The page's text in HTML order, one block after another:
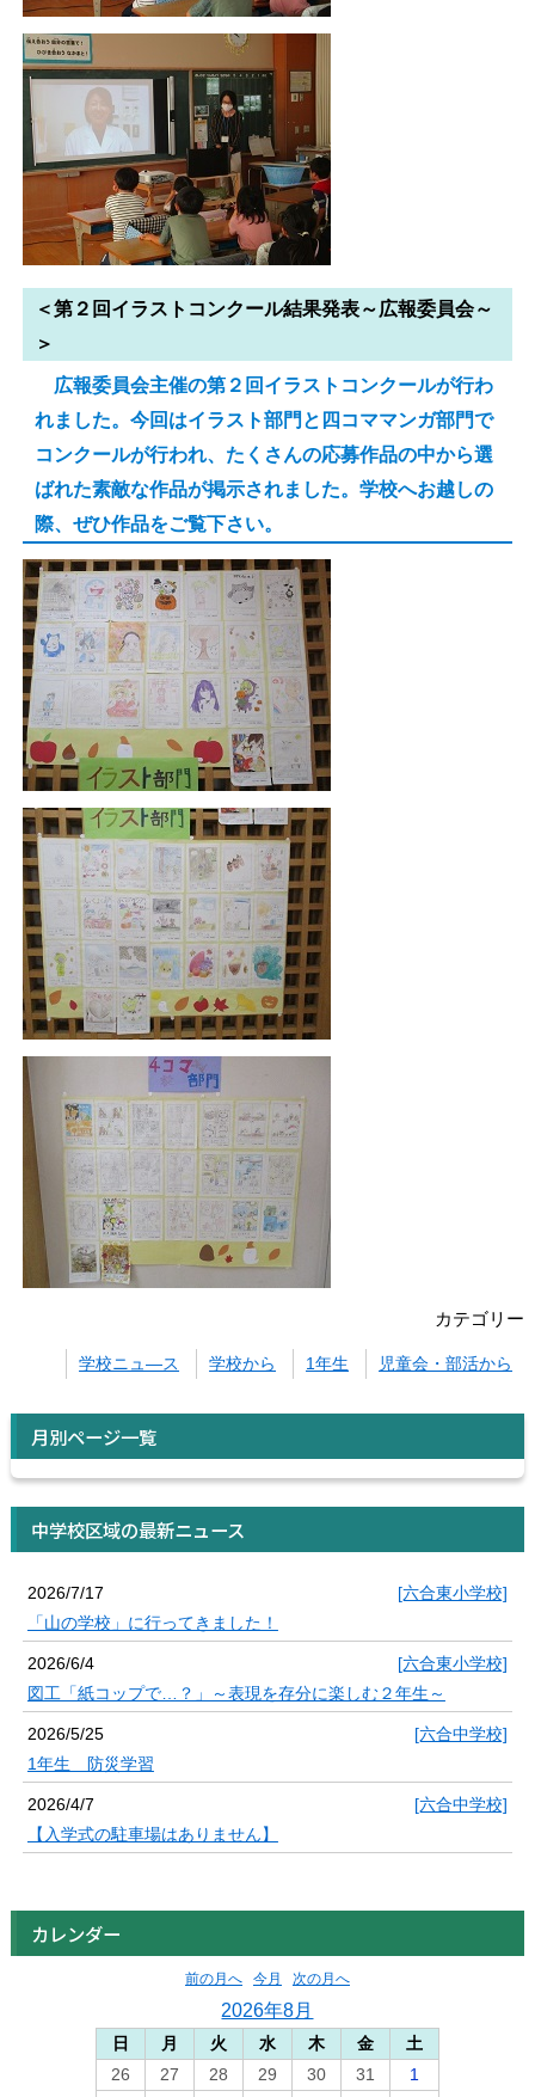
＜第２回イラストコンクール結果発表～広報委員会～
＞
広報委員会主催の第２回イラストコンクールが行わ
れました。今回はイラスト部門と四コママンガ部門で
コンクールが行われ、たくさんの応募作品の中から選
ばれた素敵な作品が掲示されました。学校へお越しの
際、ぜひ作品をご覧下さい。
カテゴリー
学校ニュ―ス 学校から 1年生 児童会・部活から
月別ページ一覧
中学校区域の最新ニュース
2026/7/17
[六合東小学校]
「山の学校」に行ってきました！
2026/6/4
[六合東小学校]
図工「紙コップで…？」～表現を存分に楽しむ２年生～
2026/5/25
[六合中学校]
1年生 防災学習
2026/4/7
[六合中学校]
【入学式の駐車場はありません】
カレンダー
前の月へ 今月 次の月へ
2026年8月
日 月 火 水 木 金
土
26
27 28 29 30 31
1